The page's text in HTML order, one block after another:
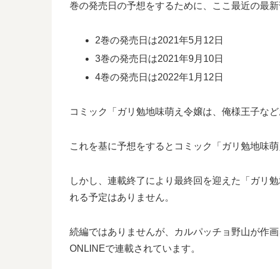
巻の発売日の予想をするために、ここ最近の最
2巻の発売日は2021年5月12日
3巻の発売日は2021年9月10日
4巻の発売日は2022年1月12日
コミック「ガリ勉地味萌え令嬢は、俺様王子な
これを基に予想をするとコミック「ガリ勉地味
しかし、連載終了により最終回を迎えた「ガリ
れる予定はありません。
続編ではありませんが、カルパッチョ野山が作
ONLINEで連載されています。